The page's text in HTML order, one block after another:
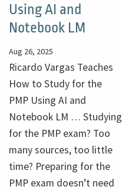
Using AI and
Notebook LM
Aug 26, 2025
Ricardo Vargas Teaches
How to Study for the
PMP Using AI and
Notebook LM … Studying
for the PMP exam? Too
many sources, too little
time? Preparing for the
PMP exam doesn’t need